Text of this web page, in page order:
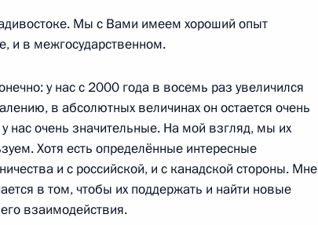
по реализации
в интересах детей на 2012–
канцлером ФРГ Ангелой
Мы с Вами имеем хороший опыт
и в межгосударственном.
у нас с 2000 года в восемь раз увеличился
в абсолютных величинах он остается очень
очень значительные. На мой взгляд, мы их
Хотя есть определённые интересные
и с российской, и с канадской стороны. Мне
в том, чтобы их поддержать и найти новые
взаимодействия.